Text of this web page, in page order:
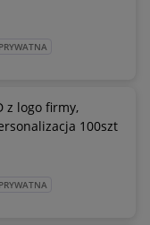
z logo firmy,
100szt